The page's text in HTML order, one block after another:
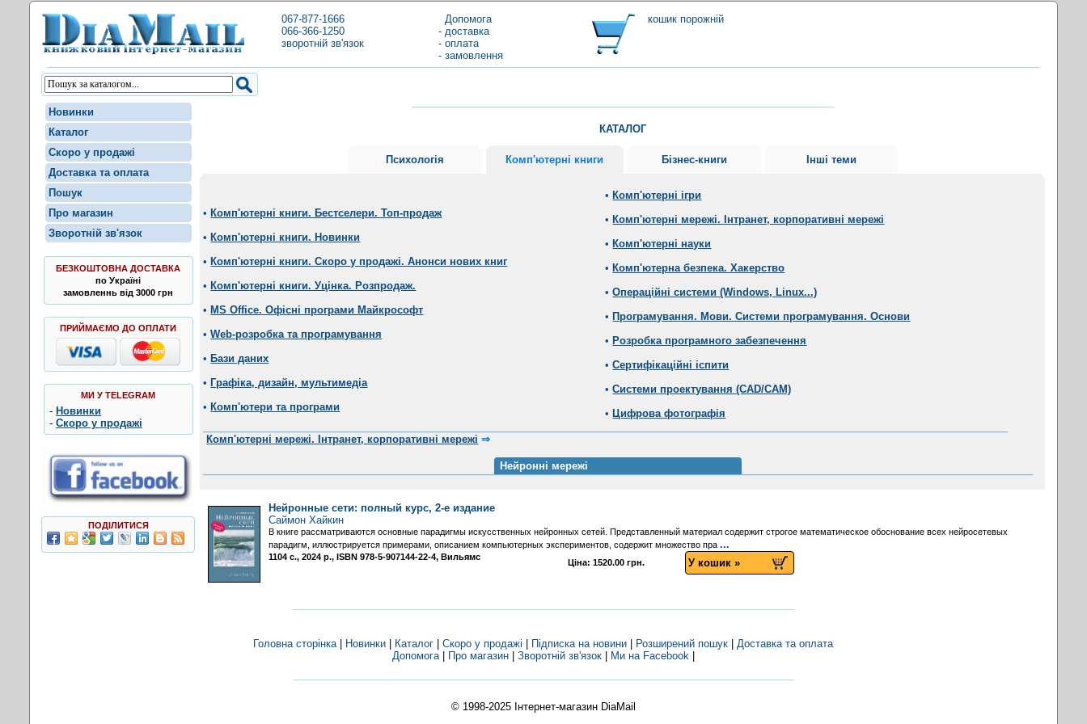
067-877-1666
066-366-1250
зворотній зв'язок
Допомога
- доставка
- оплата
- замовлення
кошик порожній
Новинки
Каталог
Скоро у продажі
Доставка та оплата
Пошук
Про магазин
Зворотній зв'язок
БЕЗКОШТОВНА ДОСТАВКА
по Україні
замовленнь від 3000 грн
ПРИЙМАЄМО ДО ОПЛАТИ
МИ У TELEGRAM
- Новинки
- Скоро у продажі
ПОДІЛИТИСЯ
КАТАЛОГ
Психологія Комп'ютерні книги Бізнес-книги Інші теми
• Комп'ютерні книги. Бестселери. Топ-продаж
• Комп'ютерні книги. Новинки
• Комп'ютерні книги. Скоро у продажі. Анонси нових книг
• Комп'ютерні книги. Уцінка. Розпродаж.
• MS Office. Офісні програми Майкрософт
• Web-розробка та програмування
• Бази даних
• Графіка, дизайн, мультимедіа
• Комп'ютери та програми
• Комп'ютерні ігри
• Комп'ютерні мережі. Інтранет, корпоративні мережі
• Комп'ютерні науки
• Комп'ютерна безпека. Хакерство
• Операційні системи (Windows, Linux...)
• Програмування. Мови. Системи програмування. Основи
• Розробка програмного забезпечення
• Сертифікаційні іспити
• Системи проектування (CAD/CAM)
• Цифрова фотографія
Комп'ютерні мережі. Інтранет, корпоративні мережі ⇒
Нейронні мережі
Нейронные сети: полный курс, 2-е издание
Саймон Хайкин
В книге рассматриваются основные парадигмы искусственных нейронных сетей. Представленный материал содержит строгое математическое обоснование всех нейросетевых
парадигм, иллюстрируется примерами, описанием компьютерных экспериментов, содержит множество пра...
1104 с., 2024 р., ISBN 978-5-907144-22-4, Вильямс
Ціна: 1520.00 грн. У кошик »
Головна сторінка| Новинки Каталог |Скоро у продажі Підписка на новини Розширений пошук |Доставка та оплата
Допомога| Про магазин Зворотній зв'язок| Ми на Facebook|
© 1998-2025 Інтернет-магазин DiaMail